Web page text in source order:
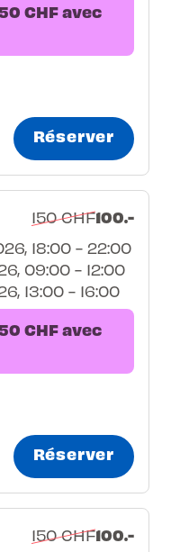
CHF avec
Réserver
150 CHF100.-
18:00 - 22:00
09:00 - 12:00
13:00 - 16:00
CHF avec
Réserver
150 CHF100.-